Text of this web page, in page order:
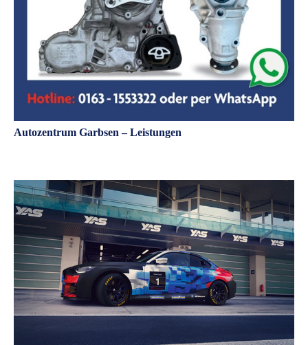
Autozentrum Garbsen – Leistungen